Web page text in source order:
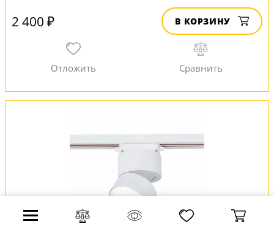
2 400 ₽ В КОРЗИНУ